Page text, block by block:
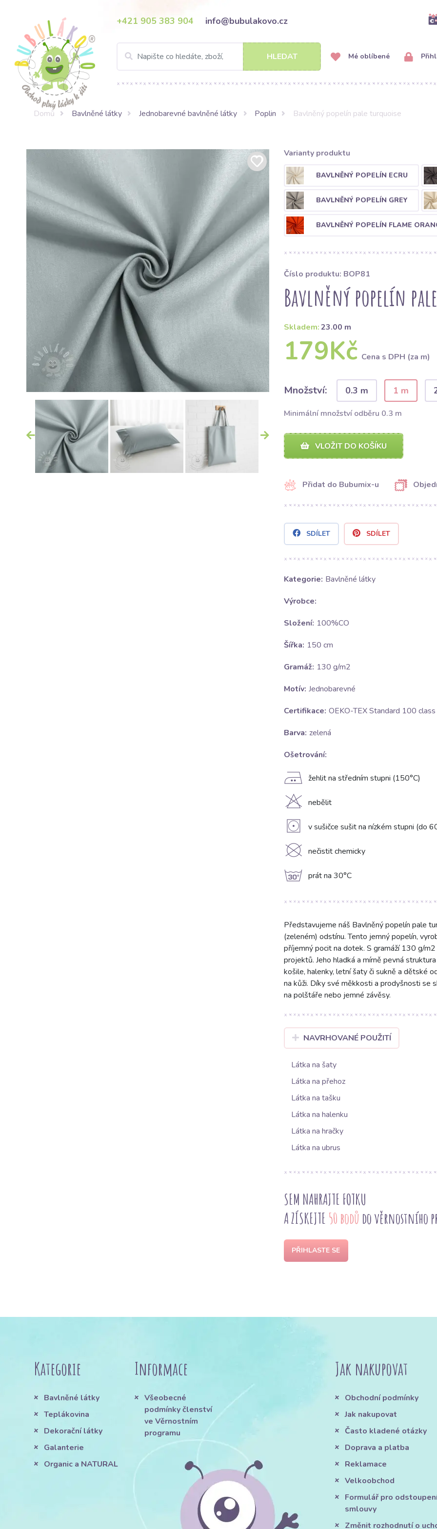
+421 905 383 904 info@bubulakovo.cz
HLEDAT Mé oblíbené
Domů Bavlněné látky Jednobarevné bavlněné látky Poplin Bavlněný popelín pale turquoise
Varianty produktu
BAVLNĚNÝ POPELÍN ECRU
BAVLNĚNÝ POPELÍN GREY
BAVLNĚNÝ POPELÍN FLAME
Číslo produktu: BOP81
Bavlněný popelín
Skladem:23.00 m
179Kč Cena s DPH (za m)
Množství: 0.3 m 1 m
Minimální množství odběru 0.3 m
VLOŽIT DO KOŠÍKU
Přidat do Bubumix-u
SDÍLET SDÍLET
Kategorie: Bavlněné látky
Výrobce:
Složení: 100%CO
Šířka: 150 cm
Gramáž: 130 g/m2
Motív: Jednobarevné
Certifikace: OEKO-TEX Standard 100 class
Barva: zelená
Ošetrování:
E žehlit na středním stupni (150°C)
H nebělit
V v sušičce sušit na nízkém stupni (do
K nečistit chemicky
g prát na 30°C
Představujeme náš Bavlněný popelín pale
(zeleném) odstínu. Tento jemný popelín,
příjemný pocit na dotek. S gramáží 130 g/
projektů. Jeho hladká a mírně pevná
košile, halenky, letní šaty či sukně a dětské
na kůži. Díky své měkkosti a prodyšnosti se
na polštáře nebo jemné závěsy.
NAVRHOVANÉ POUŽITÍ
Látka na šaty
Látka na přehoz
Látka na tašku
Látka na halenku
Látka na hračky
Látka na ubrus
SEM NAHRAJTE FOTKU
A ZÍSKEJTE 50 bodů do věrnostního
PŘIHLASTE SE
Kategorie
Bavlněné látky
Teplákovina
Dekorační látky
Galanterie
Organic a NATURAL
Informace
Všeobecné
podmínky členství
ve Věrnostním
programu
Jak nakupovat
Obchodní podmínky
Jak nakupovat
Často kladené otázky
Doprava a platba
Reklamace
Velkoobchod
Formulář pro
smlouvy
Změnit rozhodnutí o